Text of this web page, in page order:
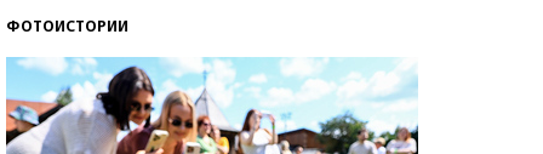
ФОТОИСТОРИИ